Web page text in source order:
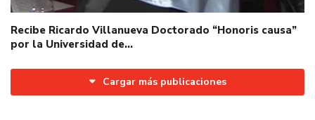
Recibe Ricardo Villanueva Doctorado “Honoris causa”
por la Universidad de…
Cargar más publicaciones